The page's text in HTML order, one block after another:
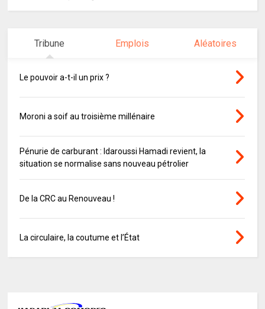
Tribune Emplois Aléatoires
Le pouvoir a-t-il un prix ?
Moroni a soif au troisième millénaire
Pénurie de carburant : Idaroussi Hamadi revient, la
situation se normalise sans nouveau pétrolier
De la CRC au Renouveau !
La circulaire, la coutume et l’État